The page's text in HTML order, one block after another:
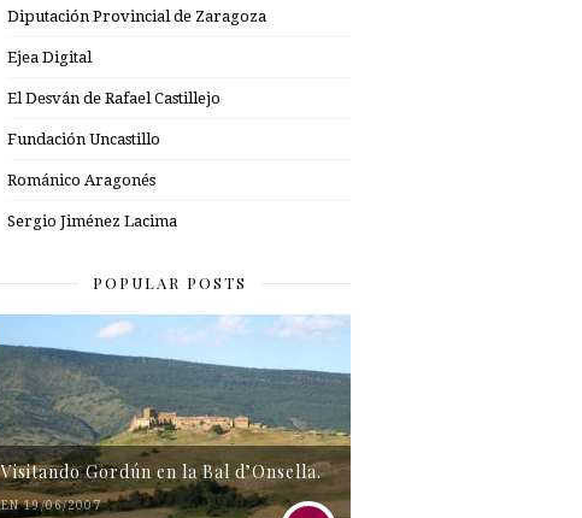
Diputación Provincial de Zaragoza
Ejea Digital
El Desván de Rafael Castillejo
Fundación Uncastillo
Románico Aragonés
Sergio Jiménez Lacima
POPULAR POSTS
Visitando Gordún en la Bal d’Onsella.
EN 19/06/2007